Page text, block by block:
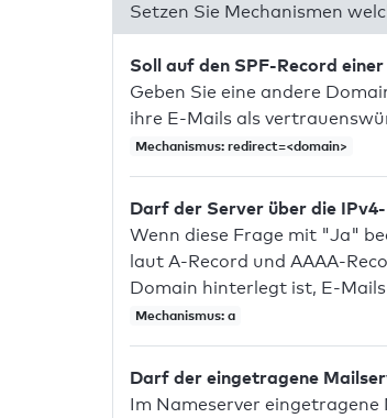
Setzen Sie Mechanismen
Soll auf den SPF-Record
Geben Sie eine andere
ihre E-Mails als
Mechanismus: redirect=<domain>
Darf der Server über die
Wenn diese Frage mit "Ja"
laut A-Record und AAAA-
Domain hinterlegt ist, E-Mails
Mechanismus: a
Darf der eingetragene
Im Nameserver